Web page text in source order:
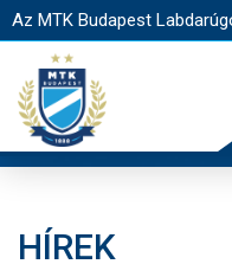
Az MTK Budapest
HÍREK